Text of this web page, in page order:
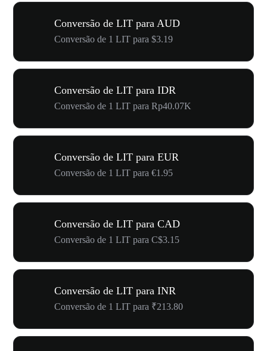
Conversão de LIT para AUD
Conversão de 1 LIT para $3.19
Conversão de LIT para IDR
Conversão de 1 LIT para Rp40.07K
Conversão de LIT para EUR
Conversão de 1 LIT para €1.95
Conversão de LIT para CAD
Conversão de 1 LIT para C$3.15
Conversão de LIT para INR
Conversão de 1 LIT para ₹213.80